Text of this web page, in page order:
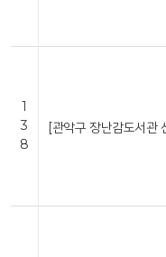
1
3
8
[관악구 장난감도서관